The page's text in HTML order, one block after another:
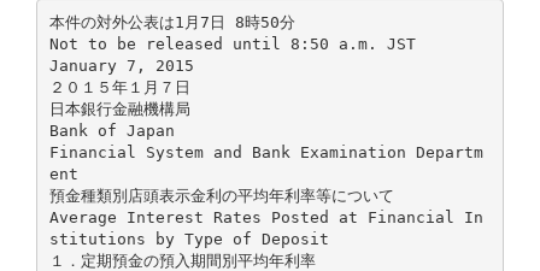
本件の対外公表は1月7日 8時50分
Not to be released until 8:50 a.m. JST
January 7, 2015
２０１５年１月７日
日本銀行金融機構局
Bank of Japan
Financial System and Bank Examination Departm
ent
預金種類別店頭表示金利の平均年利率等について
Average Interest Rates Posted at Financial In
stitutions by Type of Deposit
１．定期預金の預入期間別平均年利率